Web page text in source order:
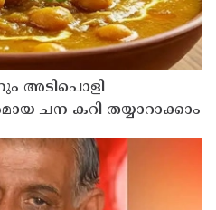
അടിപൊളി
ചന കറി തയ്യാറാക്കാം